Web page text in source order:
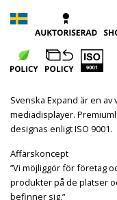
Svenska Expand är en
mediadisplayer.
designas enligt ISO 9001.
Affärskoncept
”Vi möjliggör för företag
produkter på de platser
befinner sig.”